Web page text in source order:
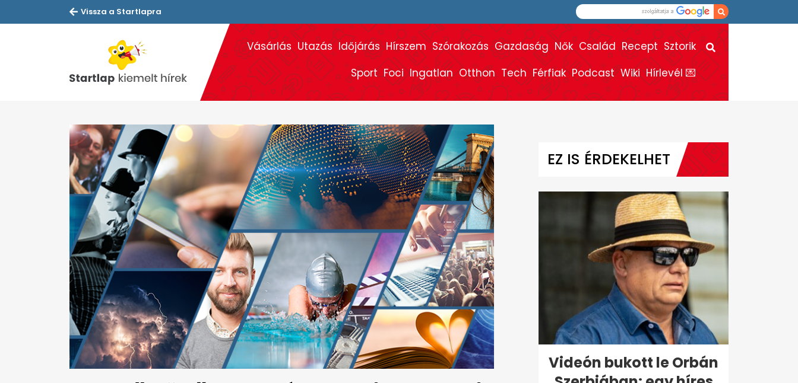
Vissza a Startlapra
Vásárlás Utazás Időjárás Hírszem Szórakozás Gazdaság Nők Család Recept Sztorik
Sport Foci Ingatlan Otthon Tech Férfiak Podcast Wiki Hírlevél 💌
EZ IS ÉRDEKELHET
Videón bukott le Orbán